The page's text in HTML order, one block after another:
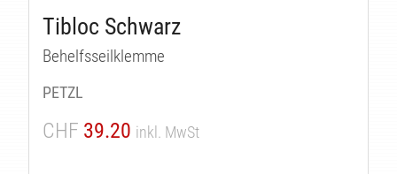
Tibloc Schwarz
Behelfsseilklemme
PETZL
CHF 39.20 inkl. MwSt